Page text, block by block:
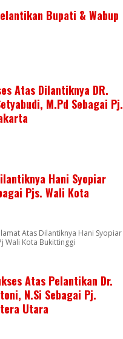
Bupati & Wabup
Atas Dilantiknya DR.
M.Pd Sebagai Pj.
Hani Syopiar
Pjs. Wali Kota
Atas Dilantiknya Hani Syopiar
Wali Kota Bukittinggi
Atas Pelantikan Dr.
N.Si Sebagai Pj.
Utara